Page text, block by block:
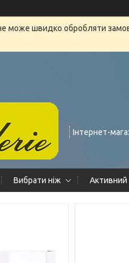
може швидко обробляти
Інтернет-
Вибрати ніж Активний